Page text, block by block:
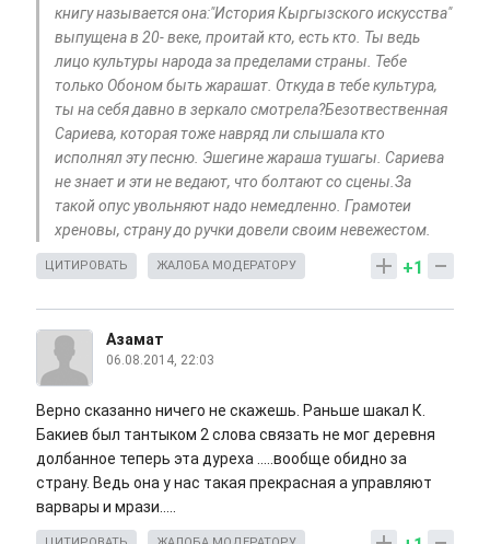
книгу называется она:"История Кыргызского искусства"
выпущена в 20- веке, проитай кто, есть кто. Ты ведь
лицо культуры народа за пределами страны. Тебе
только Обоном быть жарашат. Откуда в тебе культура,
ты на себя давно в зеркало смотрела?Безотвественная
Сариева, которая тоже навряд ли слышала кто
исполнял эту песню. Эшегине жараша тушагы. Сариева
не знает и эти не ведают, что болтают со сцены.За
такой опус увольняют надо немедленно. Грамотеи
хреновы, страну до ручки довели своим невежестом.
+1
ЦИТИРОВАТЬ ЖАЛОБА МОДЕРАТОРУ
Азамат
06.08.2014, 22:03
Верно сказанно ничего не скажешь. Раньше шакал К.
Бакиев был тантыком 2 слова связать не мог деревня
долбанное теперь эта дуреха .....вообще обидно за
страну. Ведь она у нас такая прекрасная а управляют
варвары и мрази.....